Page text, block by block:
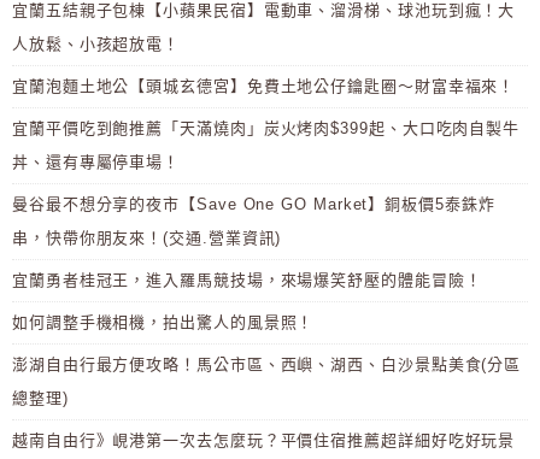
宜蘭五結親子包棟【小蘋果民宿】電動車、溜滑梯、球池玩到瘋！大
人放鬆、小孩超放電！
宜蘭泡麵土地公【頭城玄德宮】免費土地公仔鑰匙圈～財富幸福來！
宜蘭平價吃到飽推薦「天滿燒肉」炭火烤肉$399起、大口吃肉自製牛
丼、還有專屬停車場！
曼谷最不想分享的夜市【Save One GO Market】銅板價5泰銖炸
串，快帶你朋友來！(交通.營業資訊)
宜蘭勇者桂冠王，進入羅馬競技場，來場爆笑舒壓的體能冒險！
如何調整手機相機，拍出驚人的風景照！
澎湖自由行最方便攻略！馬公市區、西嶼、湖西、白沙景點美食(分區
總整理)
越南自由行》峴港第一次去怎麼玩？平價住宿推薦超詳細好吃好玩景